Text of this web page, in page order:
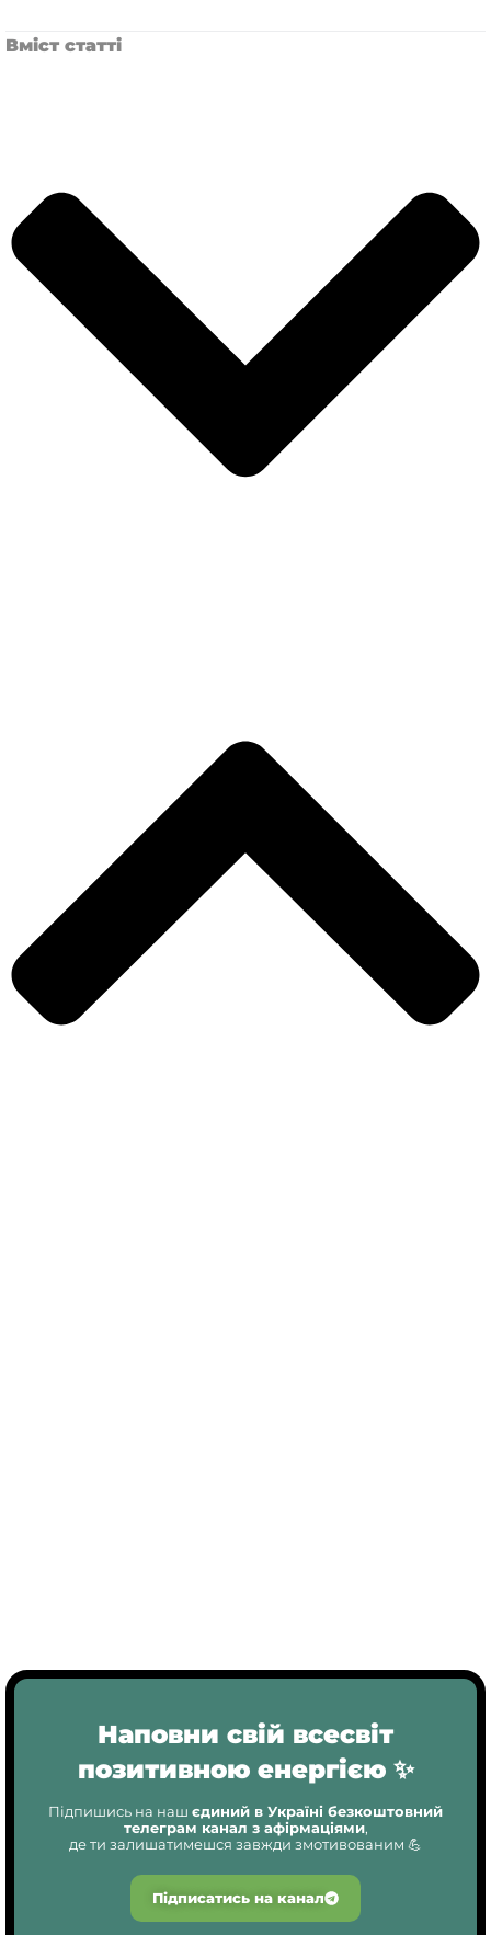
Вміст статті
Наповни свій всесвіт
позитивною енергією ✨
Підпишись на наш єдиний в Україні безкоштовний
телеграм канал з афірмаціями,
де ти залишатимешся завжди змотивованим 💪
Підписатись на канал